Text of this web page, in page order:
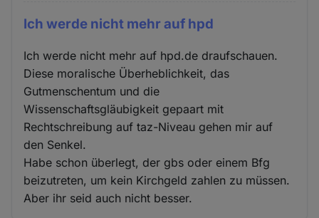
Ich werde nicht mehr auf hpd
Ich werde nicht mehr auf hpd.de draufschauen.
Diese moralische Überheblichkeit, das
Gutmenschentum und die
Wissenschaftsgläubigkeit gepaart mit
Rechtschreibung auf taz-Niveau gehen mir auf
den Senkel.
Habe schon überlegt, der gbs oder einem Bfg
beizutreten, um kein Kirchgeld zahlen zu müssen.
Aber ihr seid auch nicht besser.